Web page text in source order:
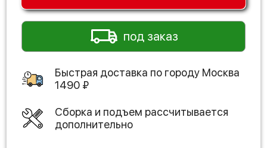
под заказ
Быстрая доставка по городу Москва
1490 ₽
Сборка и подъем рассчитывается
дополнительно